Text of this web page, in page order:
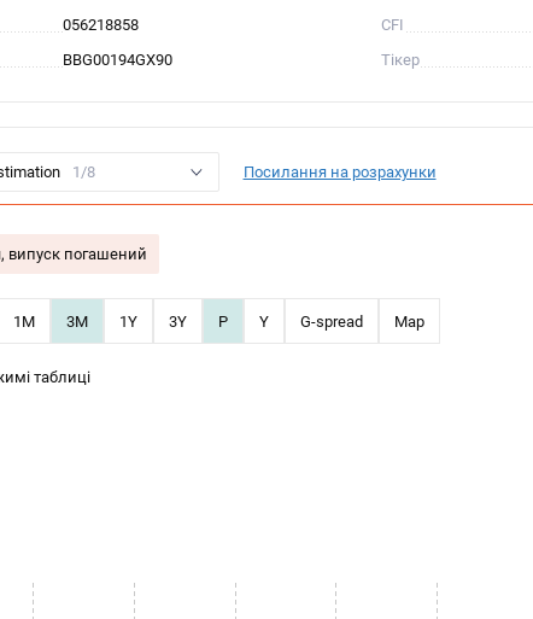
056218858 CFI
BBG00194GX90 Тікер
1/8 Посилання на розрахунки
випуск погашений
1М 3М 1Y 3Y P Y G-spread Map
таблиці